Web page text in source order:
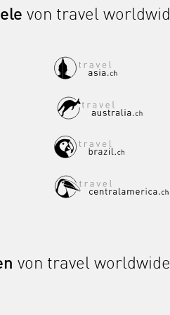
von travel
von travel worldwide